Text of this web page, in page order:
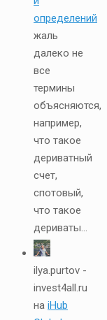
определений
жаль
далеко не
все
термины
объясняются,
например,
что такое
дериватный
счет,
спотовый,
что такое
дериваты...
ilya.purtov -
invest4all.ru
на iHub